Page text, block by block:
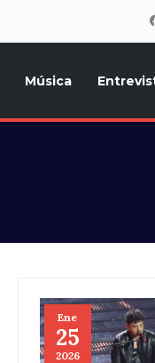
Música
Ene
25
2026